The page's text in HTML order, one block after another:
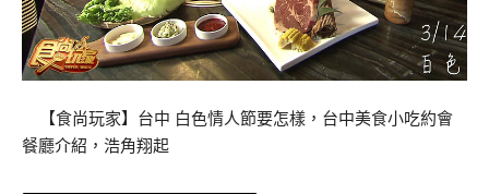
【食尚玩家】台中 白色情人節要怎樣，台中美食小吃約會
餐廳介紹，浩角翔起